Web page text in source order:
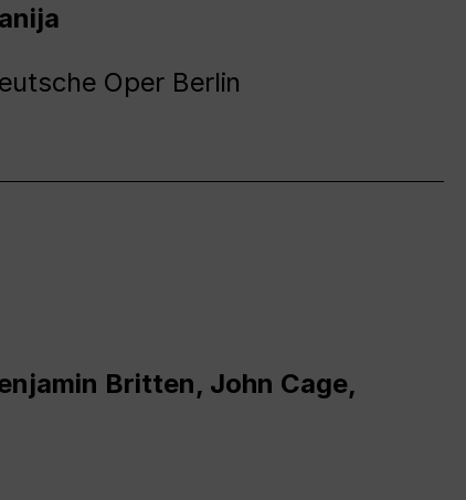
Oper Berlin
Britten, John Cage,